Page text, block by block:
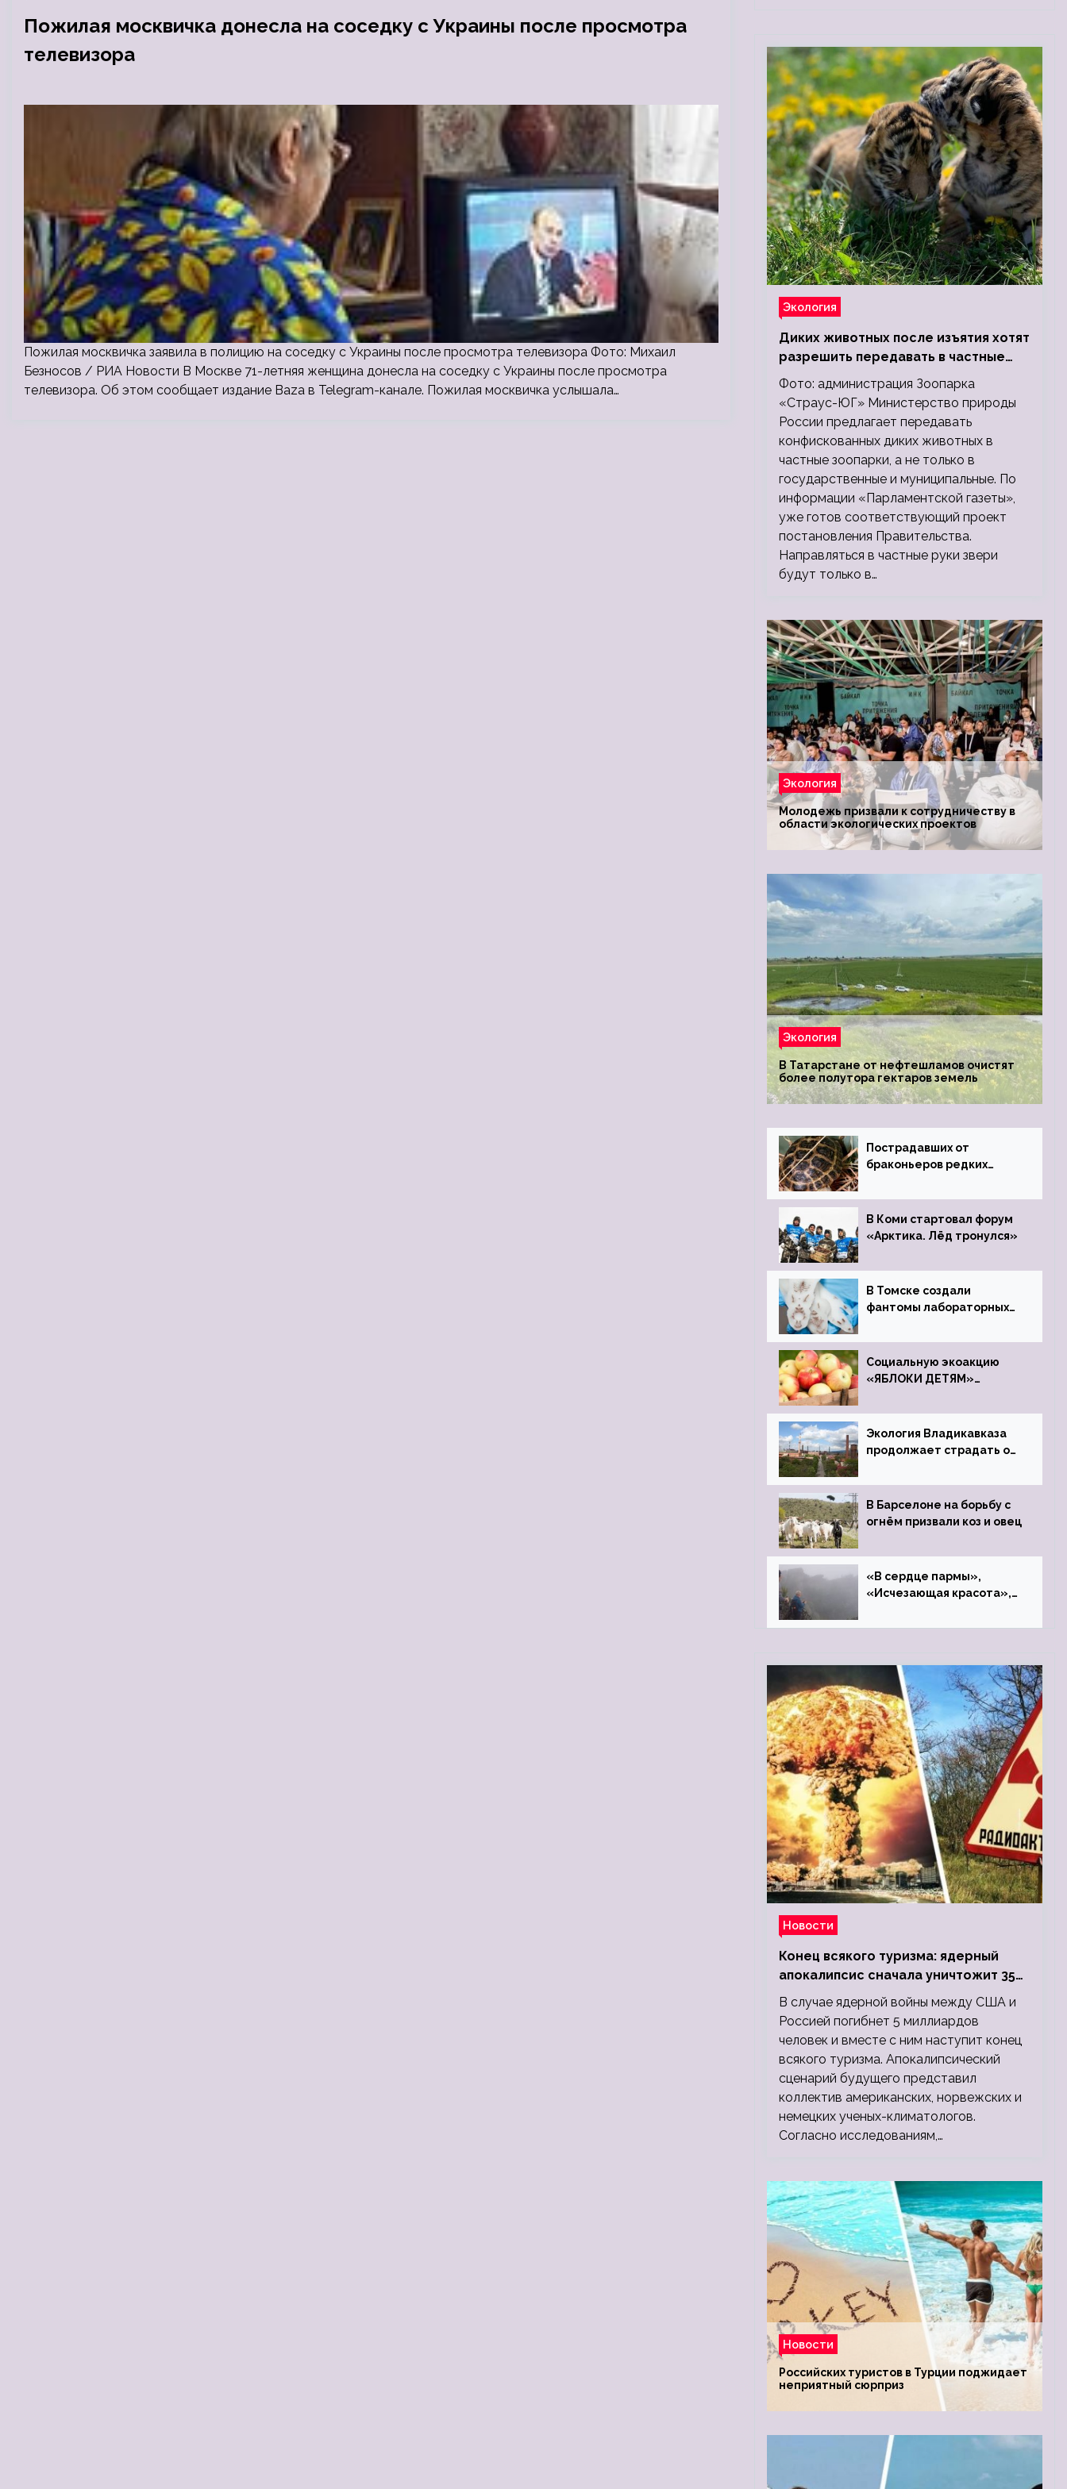
Пожилая москвичка донесла на соседку с Украины после просмотра
телевизора
Пожилая москвичка заявила в полицию на соседку с Украины после просмотра телевизора Фото: Михаил
Безносов / РИА Новости В Москве 71-летняя женщина донесла на соседку с Украины после просмотра
телевизора. Об этом сообщает издание Baza в Telegram-канале. Пожилая москвичка услышала…
Экология
Диких животных после изъятия хотят
разрешить передавать в частные
зоопарки
Фото: администрация Зоопарка
«Страус-ЮГ» Министерство природы
России предлагает передавать
конфискованных диких животных в
частные зоопарки, а не только в
государственные и муниципальные. По
информации «Парламентской газеты»,
уже готов соответствующий проект
постановления Правительства.
Направляться в частные руки звери
будут только в…
Экология
Молодежь призвали к сотрудничеству в
области экологических проектов
Экология
В Татарстане от нефтешламов очистят
более полутора гектаров земель
Пострадавших от
браконьеров редких
Ростовский зоопарк
В Коми стартовал форум
«Арктика. Лёд тронулся»
В Томске создали
фантомы лабораторных
Социальную экоакцию
«ЯБЛОКИ ДЕТЯМ»
Экология Владикавказа
продолжает страдать от
завода
В Барселоне на борьбу с
огнём призвали коз и овец
«В сердце пармы»,
«Исчезающая красота»,
Новости
Конец всякого туризма: ядерный
апокалипсис сначала уничтожит 350
миллионов, а потом 5 миллиардов
людей
В случае ядерной войны между США и
Россией погибнет 5 миллиардов
человек и вместе с ним наступит конец
всякого туризма. Апокалипсический
сценарий будущего представил
коллектив американских, норвежских и
немецких ученых-климатологов.
Согласно исследованиям,…
Новости
Российских туристов в Турции поджидает
неприятный сюрприз